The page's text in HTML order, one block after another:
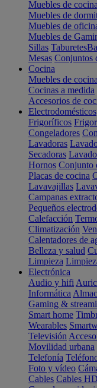
Muebles de cocina
Muebles de
Muebles de
Muebles de
Sillas Taburetes
Mesas Conjuntos
Cocina
Muebles de cocina
Cocinas a medida
Accesorios de
Electrodomésticos
Frigoríficos
Congeladores
Lavadoras
Secadoras
Hornos Conjunto
Placas de cocina
Lavavajillas
Campanas
Pequeños
Calefacción
Climatización
Calentadores de
Belleza y salud
Limpieza
Electrónica
Audio y hifi
Informática
Gaming &
Smart home
Wearables
Televisión
Movilidad urbana
Telefonía
Foto y vídeo
Cables Cables